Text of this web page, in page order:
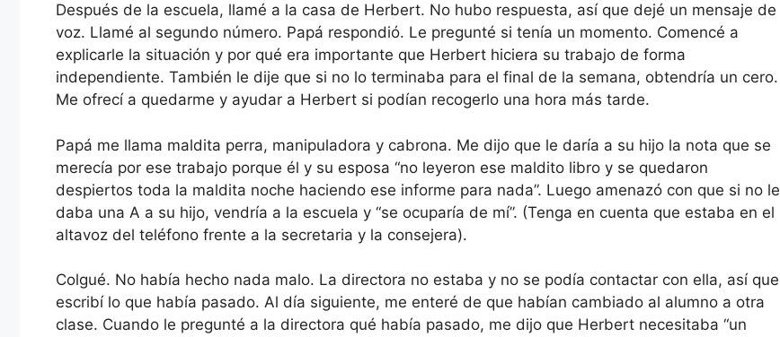
Después de la escuela, llamé a la casa de Herbert. No hubo respuesta, así que dejé un mensaje de
voz. Llamé al segundo número. Papá respondió. Le pregunté si tenía un momento. Comencé a
explicarle la situación y por qué era importante que Herbert hiciera su trabajo de forma
independiente. También le dije que si no lo terminaba para el final de la semana, obtendría un cero.
Me ofrecí a quedarme y ayudar a Herbert si podían recogerlo una hora más tarde.
Papá me llama maldita perra, manipuladora y cabrona. Me dijo que le daría a su hijo la nota que se
merecía por ese trabajo porque él y su esposa “no leyeron ese maldito libro y se quedaron
despiertos toda la maldita noche haciendo ese informe para nada”. Luego amenazó con que si no le
daba una A a su hijo, vendría a la escuela y “se ocuparía de mí”. (Tenga en cuenta que estaba en el
altavoz del teléfono frente a la secretaria y la consejera).
Colgué. No había hecho nada malo. La directora no estaba y no se podía contactar con ella, así que
escribí lo que había pasado. Al día siguiente, me enteré de que habían cambiado al alumno a otra
clase. Cuando le pregunté a la directora qué había pasado, me dijo que Herbert necesitaba “un